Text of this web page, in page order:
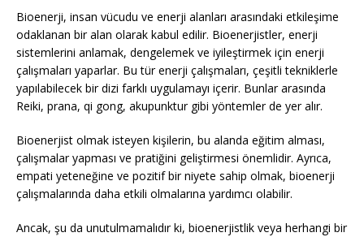
Bioenerji, insan vücudu ve enerji alanları arasındaki etkileşime
odaklanan bir alan olarak kabul edilir. Bioenerjistler, enerji
sistemlerini anlamak, dengelemek ve iyileştirmek için enerji
çalışmaları yaparlar. Bu tür enerji çalışmaları, çeşitli tekniklerle
yapılabilecek bir dizi farklı uygulamayı içerir. Bunlar arasında
Reiki, prana, qi gong, akupunktur gibi yöntemler de yer alır.
Bioenerjist olmak isteyen kişilerin, bu alanda eğitim alması,
çalışmalar yapması ve pratiğini geliştirmesi önemlidir. Ayrıca,
empati yeteneğine ve pozitif bir niyete sahip olmak, bioenerji
çalışmalarında daha etkili olmalarına yardımcı olabilir.
Ancak, şu da unutulmamalıdır ki, bioenerjistlik veya herhangi bir